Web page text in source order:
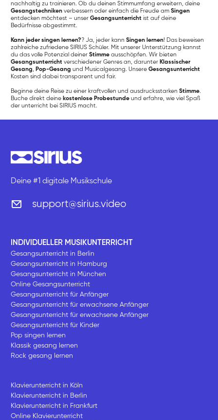
nachhaltig zu trainieren. Ob du deinen Stimmumfang erweitern, deine
Gesangstechniken verbessern oder einfach die Freude amSingen
entdecken möchtest – unserGesangsunterricht ist auf deine
Bedürfnisse abgestimmt.
Kann jeder singen lernen?? Ja, jeder kannSingen lernen! Das beweisen
zahlreiche zufriedene SIRIUS Schüler. Mit unserer Unterstützung kannst
du das volle Potenzial deinerStimme ausschöpfen. Wir bieten
Gesangsunterricht verschiedener Genres an, darunter Klassischer
Gesang, Pop-Gesang und Musicalgesang. UnsereGesangsunterricht
Kosten sind dabei transparent und fair.
Beginne deine Reise zu einer kraftvollen und ausdrucksstarkenStimme.
Buche direkt deine kostenlose Probestunde und erfahre, wie viel Spaß
der unterricht bei SIRIUS macht.
Deine #1 digitale Musikschule
support@sirius.video
INDIVIDUELLER MUSIKUNTERRICHT
Gesangsunterricht in Berlin
Gesangsunterricht in Hamburg
Gesangsunterricht in München
Online Gesangsunterricht
Gesangsunterricht für Anfänger
Gesangsunterricht für erwachsene Anfänger
Gesangsunterricht für erwachsene Anfänger
Gesangsunterricht für Kinder
Pop singen lernen
Klassik gesang lernen
Rock gesang lernen
Klavierunterricht in Köln
Klavierunterricht in Berlin
Klavierunterricht in Frankfurt
Online Klavierunterricht